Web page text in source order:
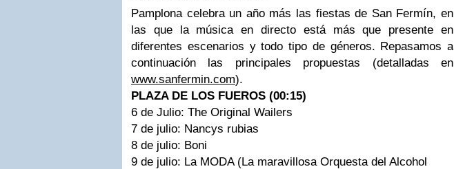
Pamplona celebra un año más las fiestas de San Fermín, en
las que la música en directo está más que presente en
diferentes escenarios y todo tipo de géneros. Repasamos a
continuación las principales propuestas (detalladas en
www.sanfermin.com).
PLAZA DE LOS FUEROS (00:15)
6 de Julio: The Original Wailers
7 de julio: Nancys rubias
8 de julio: Boni
9 de julio: La MODA (La maravillosa Orquesta del Alcohol